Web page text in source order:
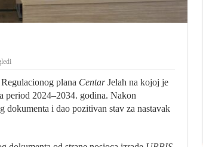
plana CentarJelah na kojoj je
period 2024–2034. godina. Nakon
dokumenta i dao pozitivan stav za nastavak